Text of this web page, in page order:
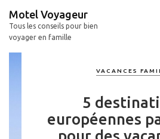
content
Motel Voyageur
Tous les conseils pour bien
voyager en famille
VACANCES
5
européennes